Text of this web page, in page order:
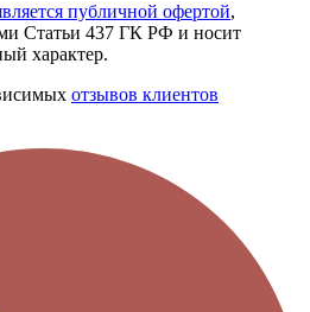
публичной офертой,
Статьи 437 ГК РФ и носит
характер.
отзывов клиентов